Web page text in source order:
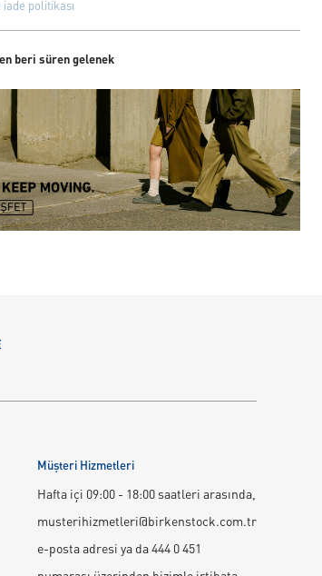
iade politikası
beri süren gelenek
Müşteri Hizmetleri
Hafta içi 09:00 - 18:00 saatleri arasında,
musterihizmetleri@birkenstock.com.tr
e-posta adresi ya da 444 0 451